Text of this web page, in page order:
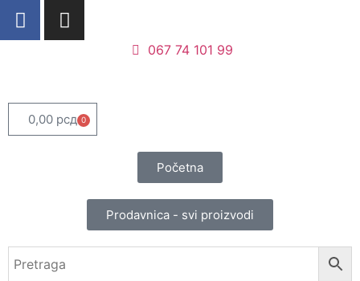
067 74 101 99
0,00 рсд 0
Početna
Prodavnica - svi proizvodi